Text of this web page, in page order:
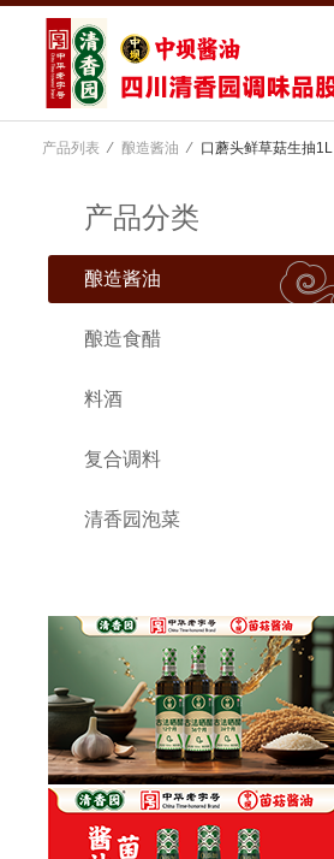
产品列表 ⁄ 酿造酱油 ⁄ 口蘑头鲜草菇生抽1L
产品分类
酿造酱油
酿造食醋
料酒
复合调料
清香园泡菜